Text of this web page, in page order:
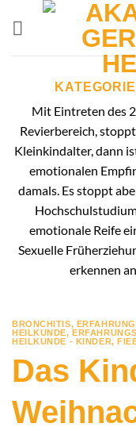
Mit Eintreten des
Revierbereich,
Kleinkindalter, dann
emotionalen
damals. Es stoppt
emotionale Reife
Sexuelle
erkennen
BRONCHITIS,
HEILKUNDE,
HEILKUNDE - KINDER,
Das